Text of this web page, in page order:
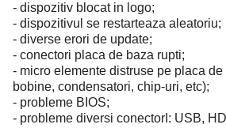
- dispozitiv blocat in logo;
- dispozitivul se restarteaza aleatoriu;
- diverse erori de update;
- conectori placa de baza rupti;
- micro elemente distruse pe placa
bobine, condensatori, chip-uri, etc);
- probleme BIOS;
- probleme diversi conectorI: USB,